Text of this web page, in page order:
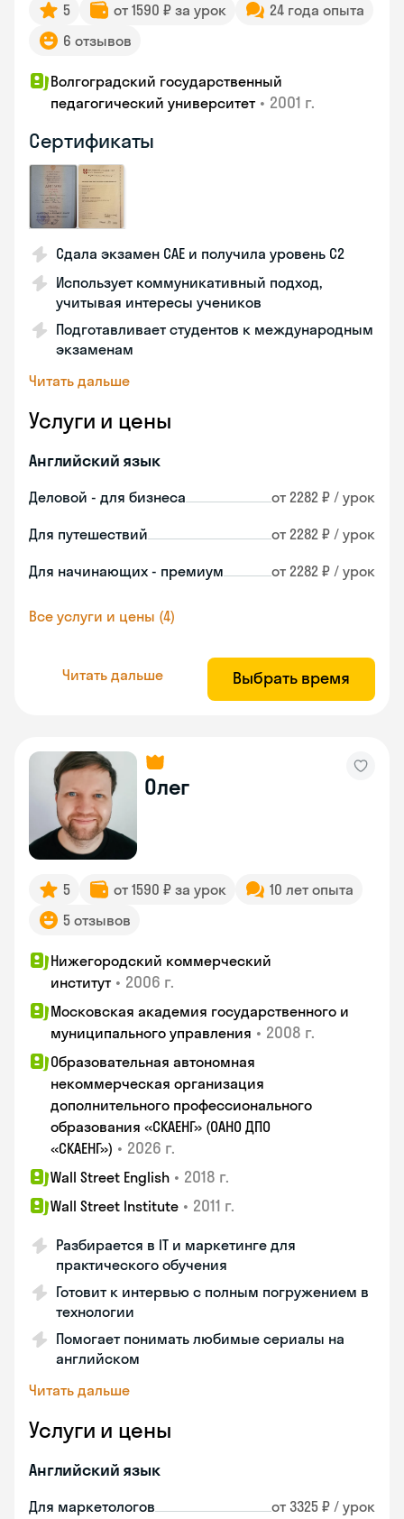
5 от 1590 ₽ за урок
24 года опыта
6 отзывов
Волгоградский государственный
педагогический университет • 2001 г.
Сертификаты
Сдала экзамен CAE и получила уровень С2
Использует коммуникативный подход,
учитывая интересы учеников
Подготавливает студентов к международным
экзаменам
Читать дальше
Услуги и цены
Английский язык
Деловой - для бизнеса от 2282 ₽ / урок
Для путешествий от 2282 ₽ / урок
Для начинающих - премиум от 2282 ₽ / урок
Все услуги и цены (4)
Читать дальше Выбрать время
Олег
5 от 1590 ₽ за урок
10 лет опыта
5 отзывов
Нижегородский коммерческий
институт • 2006 г.
Московская академия государственного и
муниципального управления • 2008 г.
Образовательная автономная
некоммерческая организация
дополнительного профессионального
образования «СКАЕНГ» (ОАНО ДПО
«СКАЕНГ») • 2026 г.
Wall Street English • 2018 г.
Wall Street Institute • 2011 г.
Разбирается в IT и маркетинге для
практического обучения
Готовит к интервью с полным погружением в
технологии
Помогает понимать любимые сериалы на
английском
Читать дальше
Услуги и цены
Английский язык
Для маркетологов от 3325 ₽ / урок